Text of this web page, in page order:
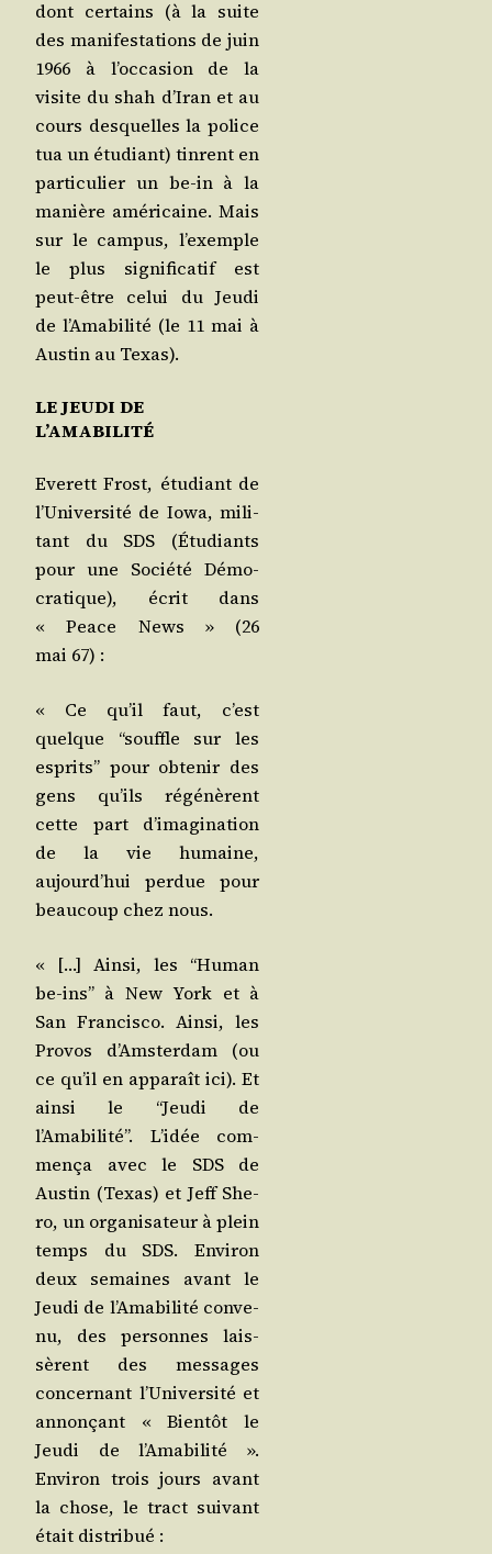
dont cer­tains (à la suite
des mani­fes­ta­tions de juin
1966 à l’occasion de la
visite du shah d’Iran et au
cours des­quelles la police
tua un étu­diant) tinrent en
par­ti­cu­lier un be-in à la
manière amé­ri­caine. Mais
sur le cam­pus, l’exemple
le plus signi­fi­ca­tif est
peut-être celui du Jeu­di
de l’Amabilité (le 11 mai à
Aus­tin au Texas).
LE JEUDI DE
L’AMABILITÉ
Eve­rett Frost, étu­diant de
l’Université de Iowa, mili­
tant du SDS (Étu­diants
pour une Socié­té Démo­
cra­tique), écrit dans
« Peace News » (26
mai 67) :
« Ce qu’il faut, c’est
quelque “souffle sur les
esprits” pour obte­nir des
gens qu’ils régé­nèrent
cette part d’imagination
de la vie humaine,
aujourd’hui per­due pour
beau­coup chez nous.
« […] Ain­si, les “Human
be-ins” à New York et à
San Fran­cis­co. Ain­si, les
Pro­vos d’Amsterdam (ou
ce qu’il en appa­raît ici). Et
ain­si le “Jeu­di de
l’Amabilité”. L’idée com­
men­ça avec le SDS de
Aus­tin (Texas) et Jeff She­
ro, un orga­ni­sa­teur à plein
temps du SDS. Envi­ron
deux semaines avant le
Jeu­di de l’Amabilité conve­
nu, des per­sonnes lais­
sèrent des mes­sages
concer­nant l’Université et
annon­çant « Bien­tôt le
Jeu­di de l’Amabilité ».
Envi­ron trois jours avant
la chose, le tract sui­vant
était distribué :